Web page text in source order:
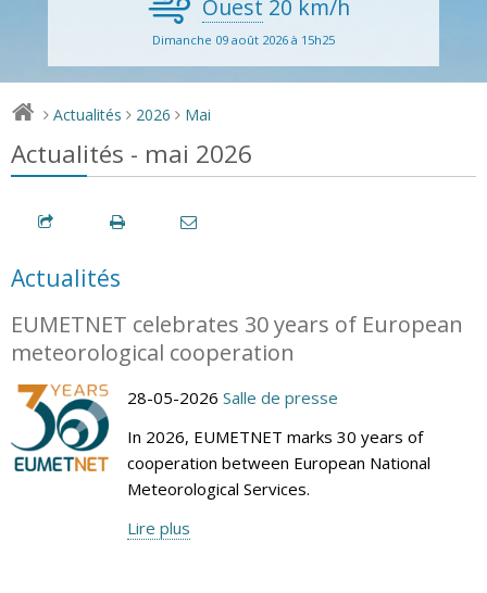
Ouest 20 km/h
Dimanche 09 août 2026 à 15h25
> Actualités > 2026 > Mai
Actualités - mai 2026
Actualités
EUMETNET celebrates 30 years of European
meteorological cooperation
28-05-2026 Salle de presse
In 2026, EUMETNET marks 30 years of
cooperation between European National
Meteorological Services.
Lire plus